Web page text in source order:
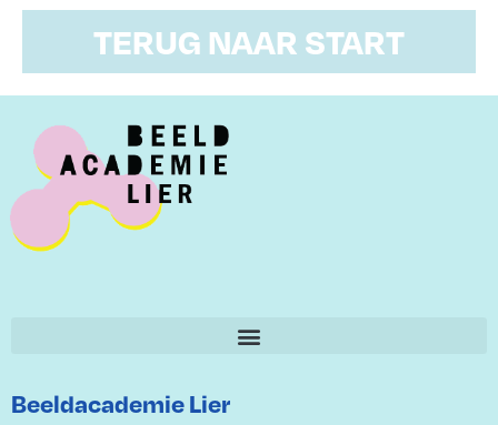
TERUG NAAR START
Beeldacademie Lier